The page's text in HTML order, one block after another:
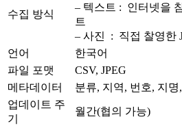
수집 방식
– 텍스트 : 인터넷을
트
– 사진 : 직접 찰영한
언어
한국어
파일 포맷
CSV, JPEG
메타데이터
분류, 지역, 번호, 지
업데이트 주
기
월간(협의 가능)